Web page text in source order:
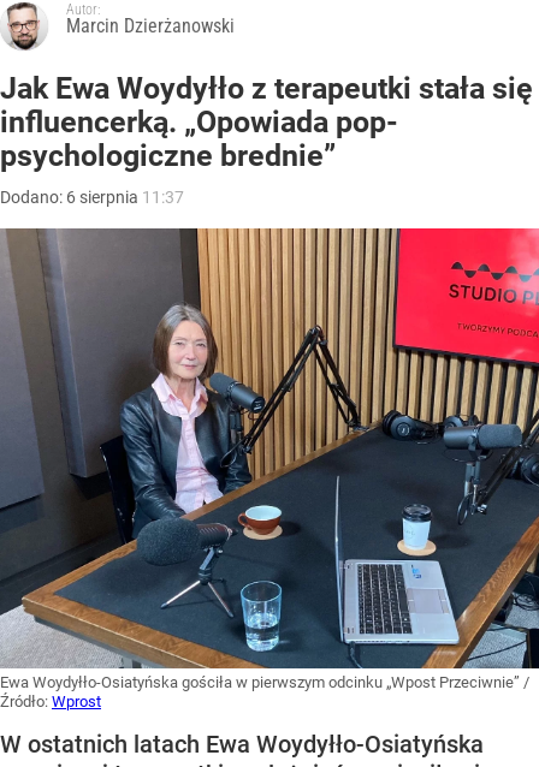
Autor:
Marcin Dzierżanowski
Jak Ewa Woydyłło z terapeutki stała się
influencerką. „Opowiada pop-
psychologiczne brednie”
Dodano: 6 sierpnia 11:37
Ewa Woydyłło-Osiatyńska gościła w pierwszym odcinku „Wpost Przeciwnie” /
Źródło: Wprost
W ostatnich latach Ewa Woydyłło-Osiatyńska